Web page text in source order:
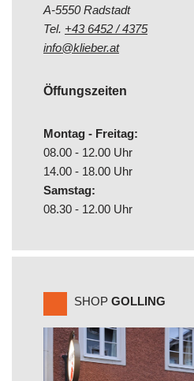
A-5550 Radstadt
Tel. +43 6452 / 4375
info@klieber.at
Öffungszeiten
Montag - Freitag:
08.00 - 12.00 Uhr
14.00 - 18.00 Uhr
Samstag:
08.30 - 12.00 Uhr
SHOP GOLLING